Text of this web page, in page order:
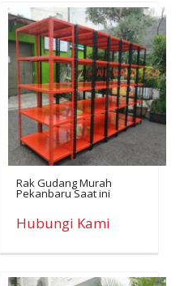
Rak Gudang Murah
Pekanbaru Saat ini
Hubungi Kami